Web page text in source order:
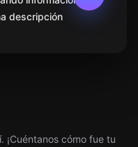
descripción
¡Cuéntanos cómo fue tu